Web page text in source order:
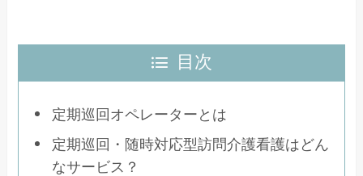
目次
定期巡回オペレーターとは
定期巡回・随時対応型訪問介護看護はどん
なサービス？